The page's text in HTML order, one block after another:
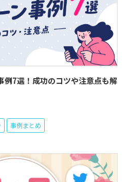
7選！成功のコツや注意点も解
事例まとめ